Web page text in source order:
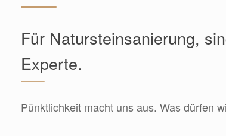
Für Natursteinsanierung,
Experte.
Pünktlichkeit macht uns aus. Was dürfen